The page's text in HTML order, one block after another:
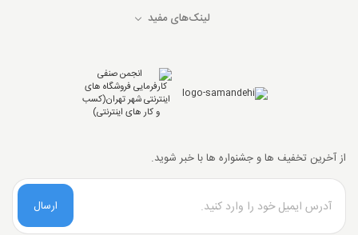
لینک‌های مفید
از آخرین تخفیف ها و جشنواره ها با خبر شوید.
ارسال